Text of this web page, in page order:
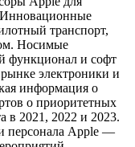
транспорт,
Носимые
функционал и софт
электроники и
информация о
о приоритетных
в 2021, 2022 и 2023.
персонала Apple —